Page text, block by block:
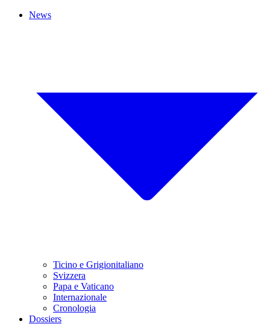
News
Ticino e Grigionitaliano
Svizzera
Papa e Vaticano
Internazionale
Cronologia
Dossiers